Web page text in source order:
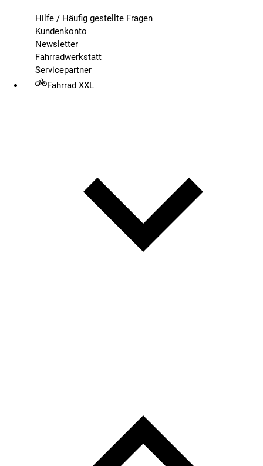
Hilfe / Häufig gestellte Fragen
Kundenkonto
Newsletter
Fahrradwerkstatt
Servicepartner
Fahrrad XXL